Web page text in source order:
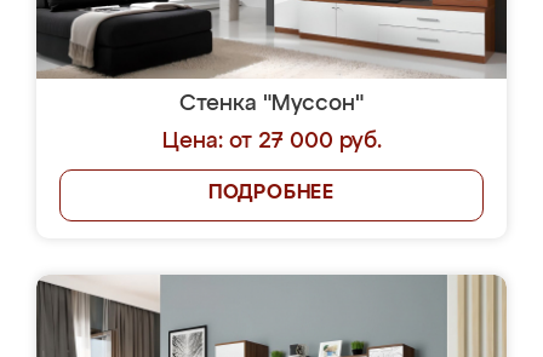
Стенка "Муссон"
Цена: от 27 000 руб.
ПОДРОБНЕЕ